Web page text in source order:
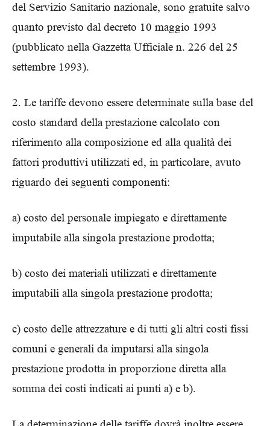
del Servizio Sanitario nazionale, sono gratuite salvo
quanto previsto dal decreto 10 maggio 1993
(pubblicato nella Gazzetta Ufficiale n. 226 del 25
settembre 1993).
2. Le tariffe devono essere determinate sulla base del
costo standard della prestazione calcolato con
riferimento alla composizione ed alla qualità dei
fattori produttivi utilizzati ed, in particolare, avuto
riguardo dei seguenti componenti:
a) costo del personale impiegato e direttamente
imputabile alla singola prestazione prodotta;
b) costo dei materiali utilizzati e direttamente
imputabili alla singola prestazione prodotta;
c) costo delle attrezzature e di tutti gli altri costi fissi
comuni e generali da imputarsi alla singola
prestazione prodotta in proporzione diretta alla
somma dei costi indicati ai punti a) e b).